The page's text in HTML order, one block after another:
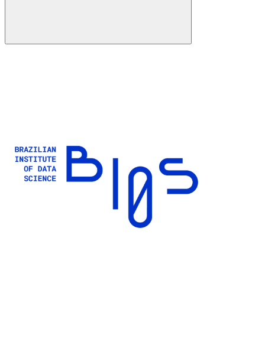
Buscar